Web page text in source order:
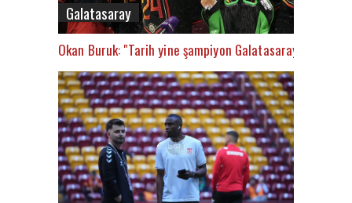
Galatasaray
Okan Buruk: "Tarih yine şampiyon Galatasaray’ı